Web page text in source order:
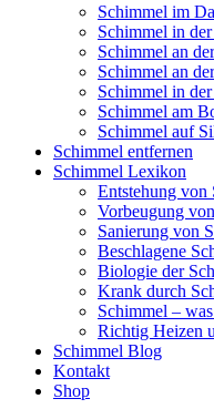
Schimmel im
Schimmel in
Schimmel an
Schimmel an
Schimmel in
Schimmel am
Schimmel auf
Schimmel entfernen
Schimmel Lexikon
Entstehung von
Vorbeugung
Sanierung von
Beschlagene
Biologie der
Krank durch
Schimmel –
Richtig Heizen
Schimmel Blog
Kontakt
Shop